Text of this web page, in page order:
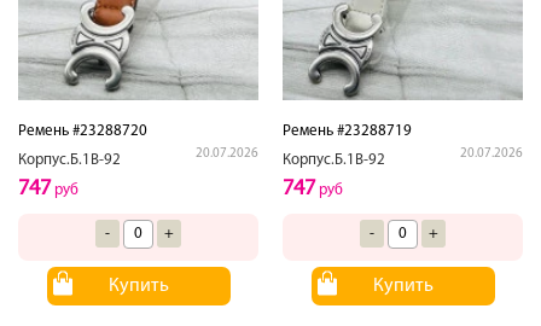
Ремень #23288720
Корпус.Б.1В-92
20.07.2026
747 руб
- +
Купить
Ремень #23288719
Корпус.Б.1В-92
20.07.2026
747 руб
- +
Купить